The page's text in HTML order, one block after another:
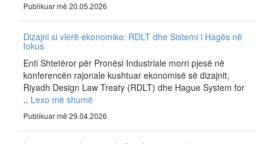
Publikuar më 20.05.2026
Dizajni si vlerë ekonomike: RDLT dhe Sistemi i Hagës në
fokus
Enti Shtetëror për Pronësi Industriale morri pjesë në
konferencën rajonale kushtuar ekonomisë së dizajnit,
Riyadh Design Law Treaty (RDLT) dhe Hague System for
.. Lexo më shumë
Publikuar më 29.04.2026